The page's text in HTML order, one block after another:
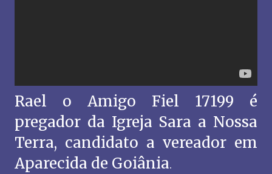
Rael o Amigo Fiel 17199 é
pregador da Igreja Sara a Nossa
Terra, candidato a vereador em
Aparecida de Goiânia.